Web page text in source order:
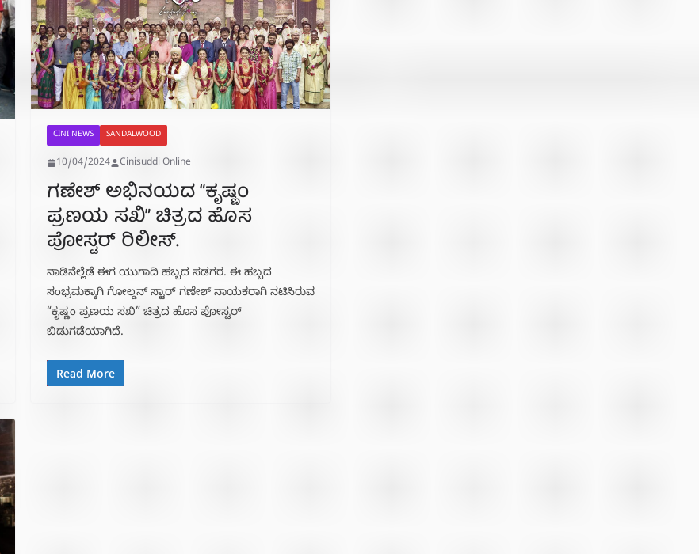
CINI NEWS SANDALWOOD
10/04/2024 Cinisuddi Online
ಗಣೇಶ್ ಅಭಿನಯದ “ಕೃಷ್ಣಂ
ಪ್ರಣಯ ಸಖಿ” ಚಿತ್ರದ ಹೊಸ
ಪೋಸ್ಟರ್ ರಿಲೀಸ್.
ನಾಡಿನೆಲ್ಲೆಡೆ ಈಗ ಯುಗಾದಿ ಹಬ್ಬದ ಸಡಗರ. ಈ ಹಬ್ಬದ
ಸಂಭ್ರಮಕ್ಕಾಗಿ ಗೋಲ್ಡನ್ ಸ್ಟಾರ್ ಗಣೇಶ್ ನಾಯಕರಾಗಿ ನಟಿಸಿರುವ
“ಕೃಷ್ಣಂ ಪ್ರಣಯ ಸಖಿ” ಚಿತ್ರದ ಹೊಸ ಪೋಸ್ಟರ್
ಬಿಡುಗಡೆಯಾಗಿದೆ.
Read More